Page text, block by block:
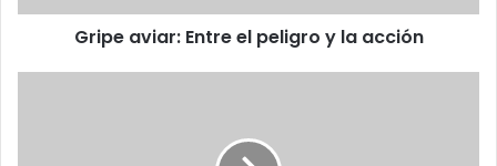
Gripe aviar: Entre el peligro y la acción